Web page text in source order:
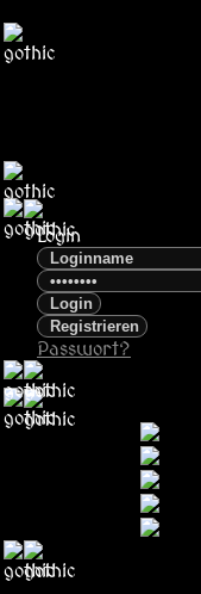
Login
Passwort?